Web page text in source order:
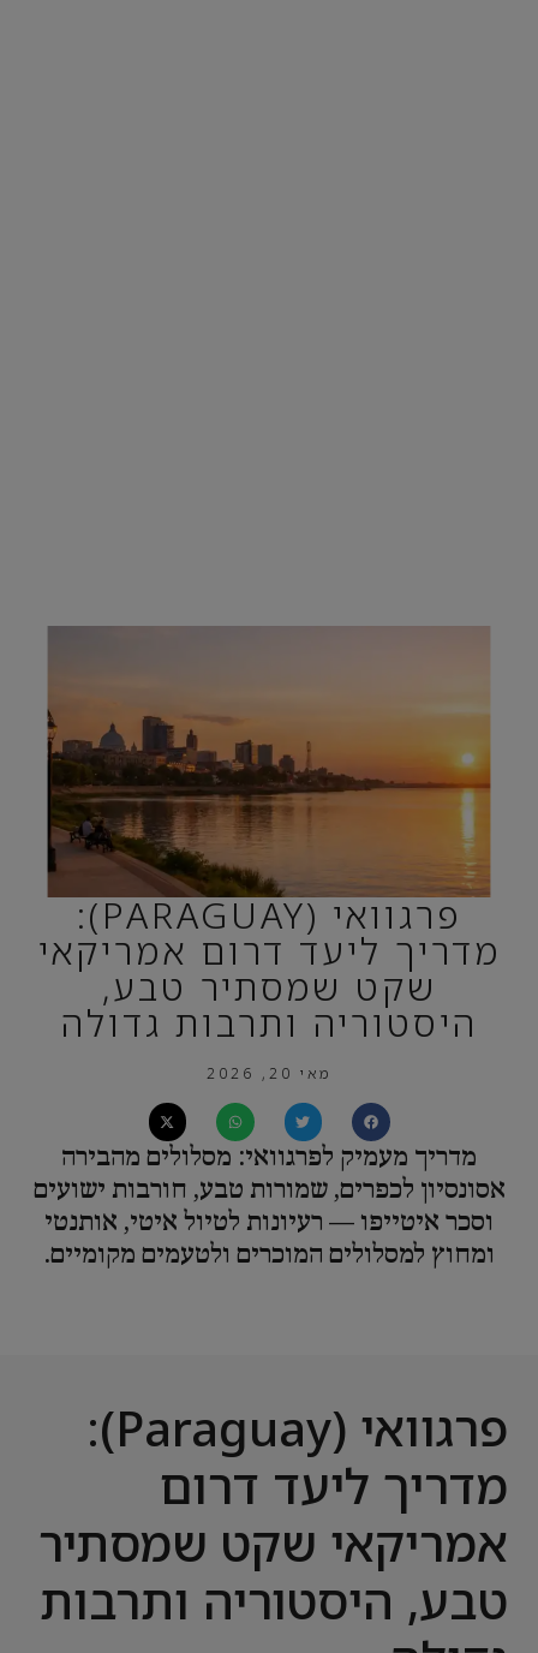
פרגוואי (PARAGUAY):
מדריך ליעד דרום אמריקאי
שקט שמסתיר טבע,
היסטוריה ותרבות גדולה
מאי 20, 2026
מדריך מעמיק לפרגוואי: מסלולים מהבירה
אסונסיון לכפרים, שמורות טבע, חורבות ישועים
וסכר איטייפו — רעיונות לטיול איטי, אותנטי
ומחוץ למסלולים המוכרים ולטעמים מקומיים.
פרגוואי (Paraguay):
מדריך ליעד דרום
אמריקאי שקט שמסתיר
טבע, היסטוריה ותרבות